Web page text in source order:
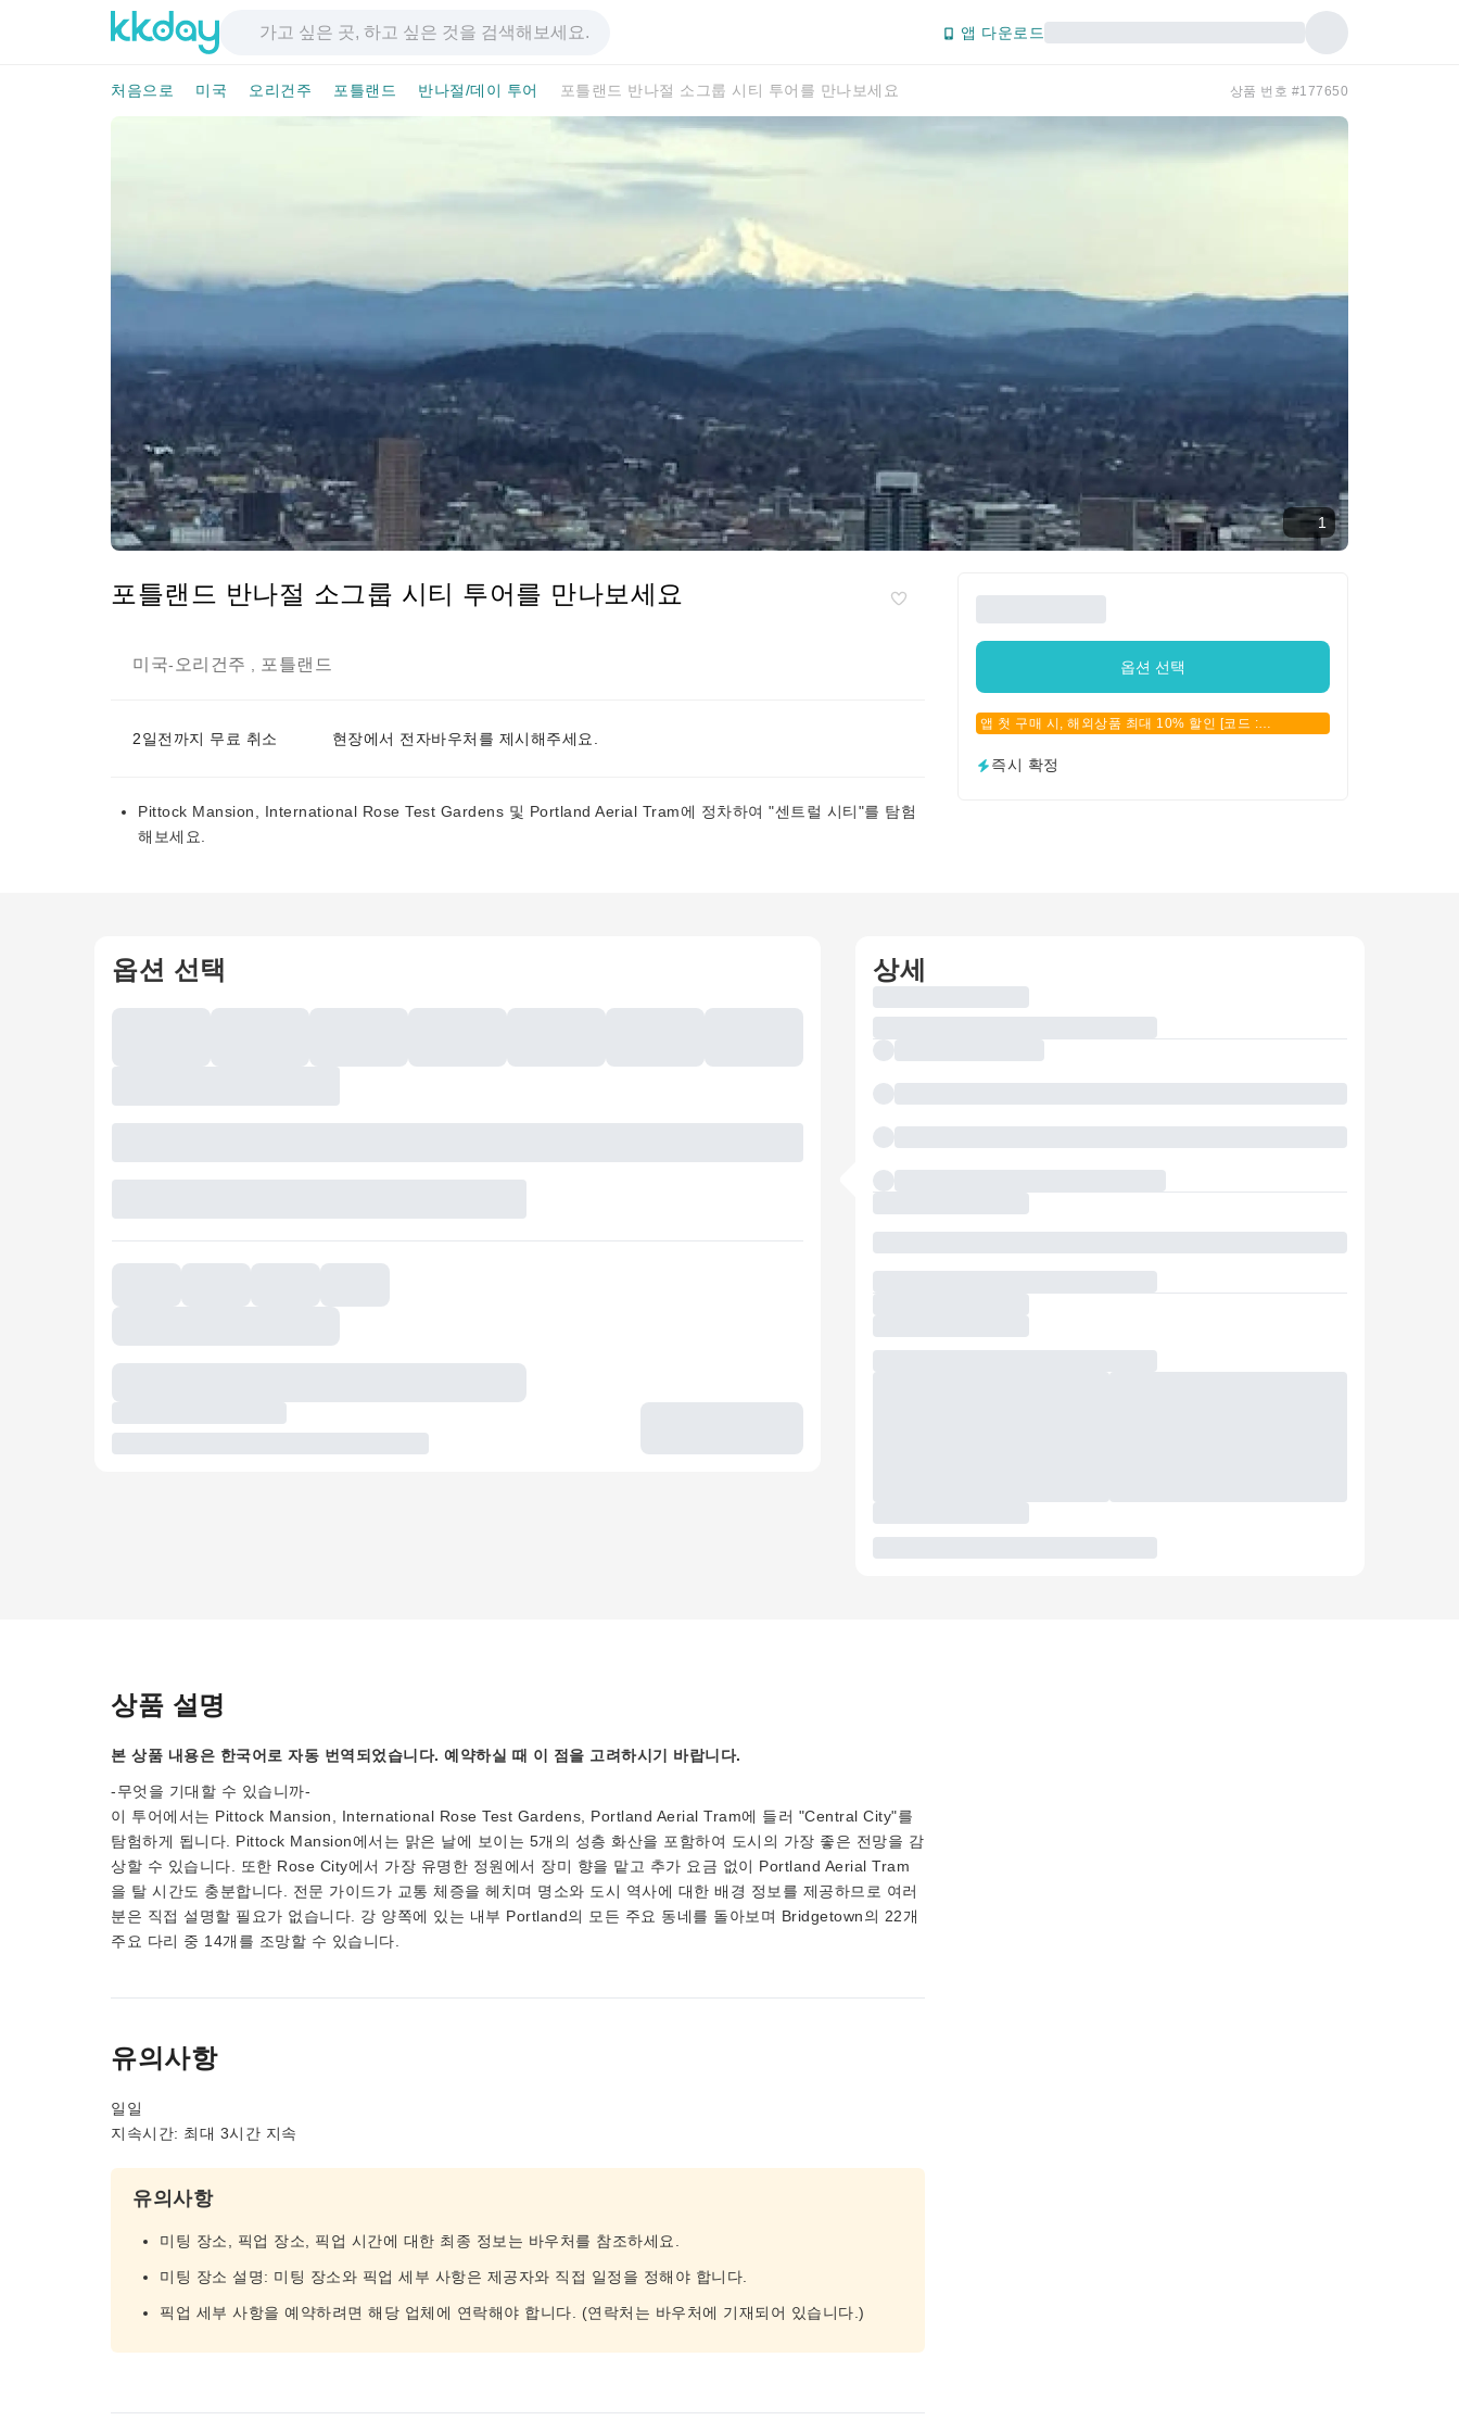
앱 다운로드
처음으로 미국 오리건주 포틀랜드 반나절/데이 투어 포틀랜드 반나절 소그룹 시티 투어를 만나보세요 상품 번호 #177650
1
포틀랜드 반나절 소그룹 시티 투어를 만나보세요
미국- 오리건주 포틀랜드
2일전까지 무료 취소 현장에서 전자바우처를 제시해주세요.
Pittock Mansion, International Rose Test Gardens 및 Portland Aerial Tram에 정차하여 "센트럴 시티"를 탐험
해보세요.
옵션 선택
앱 첫 구매 시, 해외상품 최대 10% 할인 [코드 :
즉시 확정
옵션 선택 상세
상품 설명
본 상품 내용은 한국어로 자동 번역되었습니다. 예약하실 때 이 점을 고려하시기 바랍니다.
-무엇을 기대할 수 있습니까-
이 투어에서는 Pittock Mansion, International Rose Test Gardens, Portland Aerial Tram에 들러 "Central City"를
탐험하게 됩니다. Pittock Mansion에서는 맑은 날에 보이는 5개의 성층 화산을 포함하여 도시의 가장 좋은 전망을 감
상할 수 있습니다. 또한 Rose City에서 가장 유명한 정원에서 장미 향을 맡고 추가 요금 없이 Portland Aerial Tram
을 탈 시간도 충분합니다. 전문 가이드가 교통 체증을 헤치며 명소와 도시 역사에 대한 배경 정보를 제공하므로 여러
분은 직접 설명할 필요가 없습니다. 강 양쪽에 있는 내부 Portland의 모든 주요 동네를 돌아보며 Bridgetown의 22개
주요 다리 중 14개를 조망할 수 있습니다.
유의사항
일일
지속시간: 최대 3시간 지속
유의사항
미팅 장소, 픽업 장소, 픽업 시간에 대한 최종 정보는 바우처를 참조하세요.
미팅 장소 설명: 미팅 장소와 픽업 세부 사항은 제공자와 직접 일정을 정해야 합니다.
픽업 세부 사항을 예약하려면 해당 업체에 연락해야 합니다. (연락처는 바우처에 기재되어 있습니다.)